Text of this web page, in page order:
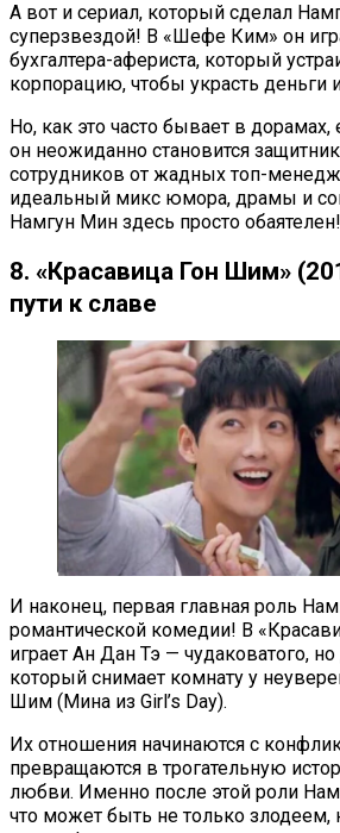
А вот и сериал, который сделал
суперзвездой! В «Шефе Ким» он
бухгалтера-афериста, который
корпорацию, чтобы украсть деньги
Но, как это часто бывает в
он неожиданно становится
сотрудников от жадных топ-
идеальный микс юмора, драмы и
Намгун Мин здесь просто обаятелен!
8. «Красавица Гон Шим»
пути к славе
И наконец, первая главная роль
романтической комедии! В
играет Ан Дан Тэ — чудаковатого,
который снимает комнату у
Шим (Мина из Girl’s Day).
Их отношения начинаются с
превращаются в трогательную
любви. Именно после этой роли
что может быть не только злодеем,